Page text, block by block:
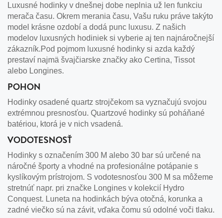
Luxusné hodinky v dnešnej dobe neplnia už len funkciu
merača času. Okrem merania času, Vašu ruku práve takýto
model krásne ozdobí a dodá punc luxusu. Z našich
modelov luxusných hodiniek si vyberie aj ten najnáročnejší
zákazník.Pod pojmom luxusné hodinky si azda každý
prestaví najmä švajčiarske značky ako Certina, Tissot
alebo Longines.
POHON
Hodinky osadené quartz strojčekom sa vyznačujú svojou
extrémnou presnosťou. Quartzové hodinky sú poháňané
batériou, ktorá je v nich vsadená.
VODOTESNOSŤ
Hodinky s označením 300 M alebo 30 bar sú určené na
náročné športy a vhodné na profesionálne potápanie s
kyslíkovým prístrojom. S vodotesnosťou 300 M sa môžeme
stretnúť napr. pri značke Longines v kolekcií Hydro
Conquest. Luneta na hodinkách býva otočná, korunka a
zadné viečko sú na závit, vďaka čomu sú odolné voči tlaku.